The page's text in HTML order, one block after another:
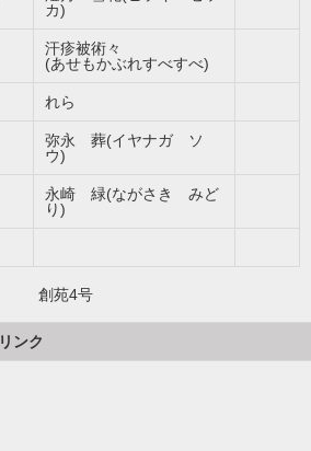
カ)
汗疹被術々
(あせもかぶれすべすべ)
れら
弥永 葬(イヤナガ ソ
ウ)
永崎 緑(ながさき みど
り)
創苑4号
リンク